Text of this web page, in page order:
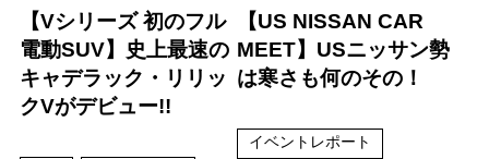
【Vシリーズ 初のフル
電動SUV】史上最速の
キャデラック・リリッ
クVがデビュー!!
【US NISSAN CAR
MEET】USニッサン勢
は寒さも何のその！
イベントレポート